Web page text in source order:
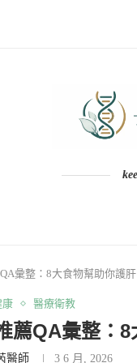
彙整：8大食物幫助你護肝
康 醫療衛教
QA彙整：8
醫師 3 6 月, 2026